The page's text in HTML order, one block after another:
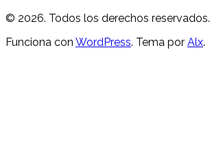
© 2026. Todos los derechos reservados.
Funciona con WordPress. Tema por Alx.